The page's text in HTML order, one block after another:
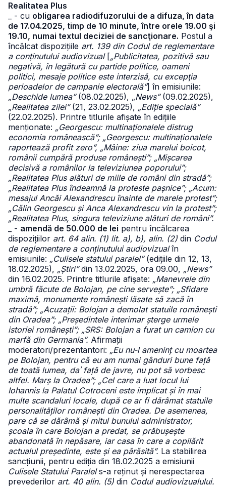
Realitatea Plus
_ - cu obligarea radiodifuzorului de a difuza, în data
de 17.04.2025, timp de 10 minute, între orele 19.00 şi
19.10, numai textul deciziei de sancţionare. Postul a
încălcat dispozițiile art. 139 din Codul de reglementare
a conținutului audiovizual[„Publicitatea, pozitivă sau
negativă, în legătură cu partide politice, oameni
politici, mesaje politice este interzisă, cu excepţia
perioadelor de campanie electorală”] în emisiunile:
„Deschide lumea”(08.02.2025), „News”(09.02.2025),
„Realitatea zilei”(21, 23.02.2025), „Ediție specială”
(22.02.2025). Printre titlurile afișate în edițiile
menționate: „Georgescu: multinaționalele distrug
economia românească”; „Georgescu: multinaționalele
raportează profit zero”, „Mâine: ziua marelui boicot,
românii cumpără produse românești”; „Mișcarea
decisivă a românilor la televiziunea poporului”;
„Realitatea Plus alături de miile de români din stradă”;
„Realitatea Plus îndeamnă la proteste pașnice”; „Acum:
mesajul Ancăi Alexandrescu înainte de marele protest”;
„Călin Georgescu și Anca Alexandrescu vin la protest”;
„Realitatea Plus, singura televiziune alături de români”.
_ - amendă de 50.000 de lei pentru încălcarea
dispozițiilor art. 64 alin. (1) lit. a), b), alin. (2) din Codul
de reglementare a conținutului audiovizualîn
emisiunile: „Culisele statului paralel”(edițiile din 12, 13,
18.02.2025), „Știri”din 13.02.2025, ora 09.00, „News”
din 16.02.2025. Printre titlurile afișate: „Manevrele din
umbră făcute de Bolojan, pe cine servește”; „Sfidare
maximă, monumente românești lăsate să zacă în
stradă”; „Acuzații: Bolojan a demolat statuile românești
din Oradea”; „Președintele interimar șterge urmele
istoriei românești”; „SRS: Bolojan a furat un camion cu
marfă din Germania”. Afirmații
moderatori/prezentantori: „Eu nu-l ameninț cu moartea
pe Bolojan, pentru că eu am numai gânduri bune față
de toată lumea, daʾ față de javre, nu pot să vorbesc
altfel. Marș la Oradea”; „Cel care a luat locul lui
Iohannis la Palatul Cotroceni este implicat și în mai
multe scandaluri locale, după ce ar fi dărâmat statuile
personalităților românești din Oradea. De asemenea,
pare că se dărâmă și mitul bunului administrator,
școala în care Bolojan a predat, se prăbușește
abandonată în nepăsare, iar casa în care a copilărit
actualul președinte, este și ea părăsită”. La stabilirea
sancțiunii, pentru ediția din 18.02.2025 a emisiunii
Culisele Statului Paralels-a reținut și nerespectarea
prevederilor art. 40 alin. (5) din Codul audiovizualului.